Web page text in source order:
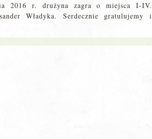
2016 r. drużyna zagra o miejsca I-IV.
Władyka. Serdecznie gratulujemy i